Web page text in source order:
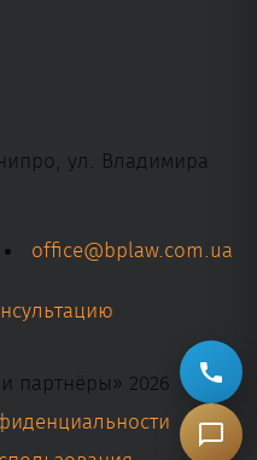
ул. Владимира
office@bplaw.com.ua
партнёры» 2026